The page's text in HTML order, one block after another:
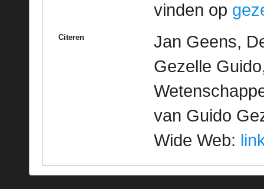
vinden op
Citeren
Jan Geens,
Gezelle
van Guido
Wide Web: